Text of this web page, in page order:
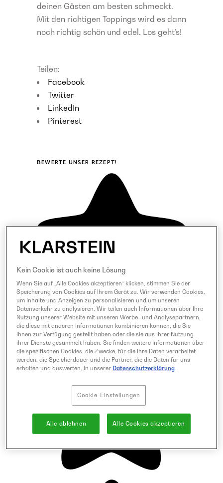
deinen Gästen am besten schmeckt.
Mit den richtigen Toppings wird es dann
noch richtig schön und edel. Los geht’s!
Teilen:
Facebook
Twitter
LinkedIn
Pinterest
BEWERTE UNSER REZEPT!
Kein Cookie ist auch keine Lösung
Wenn Sie auf „Alle Cookies akzeptieren“ klicken, stimmen Sie der
Speicherung von Cookies auf Ihrem Gerät zu. Wir verwenden Cookies,
um Inhalte und Anzeigen zu personalisieren und um unseren
Datenverkehr zu analysieren. Wir teilen auch Informationen über Ihre
Nutzung unserer Website mit unseren Werbe- und Analysepartnern,
die diese mit anderen Informationen kombinieren können, die Sie
ihnen zur Verfügung gestellt haben oder die sie aus Ihrer Nutzung
ihrer Dienste gesammelt haben. Sie finden weitere Informationen über
die spezifischen Cookies, die Zwecke, für die Ihre Daten verarbeitet
werden, die Speicherdauer und die Partner, die die Daten für uns
erhalten und auswerten, in unserer Datenschutzerklärung
Cookie-Einstellungen
Alle ablehnen Alle Cookies akzeptieren